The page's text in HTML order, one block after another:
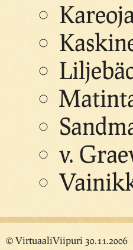
v.
© VirtuaaliViipuri 30.11.2006